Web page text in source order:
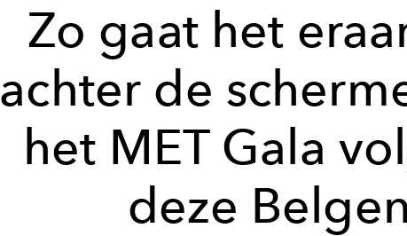
Zo gaat het
achter de
het MET Gala
deze Belgen